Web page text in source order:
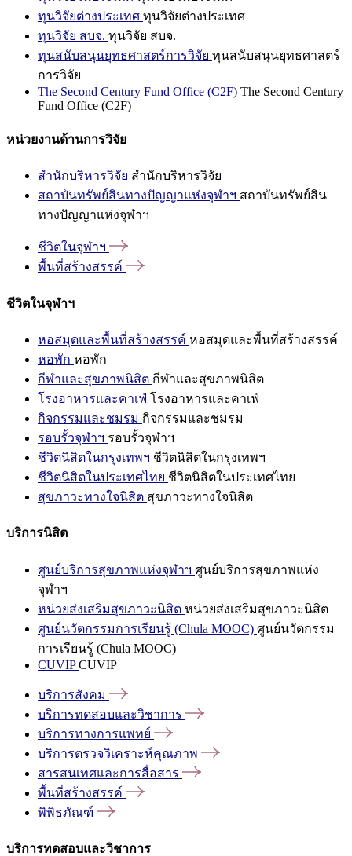
ทุนวิจัยต่างประเทศ ทุนวิจัยต่างประเทศ
ทุนวิจัย สบจ. ทุนวิจัย สบจ.
ทุนสนับสนุนยุทธศาสตร์การวิจัย ทุนสนับสนุนยุทธศาสตร์
การวิจัย
The Second Century Fund Office (C2F) The Second Century
Fund Office (C2F)
หน่วยงานด้านการวิจัย
สำนักบริหารวิจัย สำนักบริหารวิจัย
สถาบันทรัพย์สินทางปัญญาแห่งจุฬาฯ สถาบันทรัพย์สิน
ทางปัญญาแห่งจุฬาฯ
ชีวิตในจุฬาฯ
พื้นที่สร้างสรรค์
ชีวิตในจุฬาฯ
หอสมุดและพื้นที่สร้างสรรค์ หอสมุดและพื้นที่สร้างสรรค์
หอพัก หอพัก
กีฬาและสุขภาพนิสิต กีฬาและสุขภาพนิสิต
โรงอาหารและคาเฟ่ โรงอาหารและคาเฟ่
กิจกรรมและชมรม กิจกรรมและชมรม
รอบรั้วจุฬาฯ รอบรั้วจุฬาฯ
ชีวิตนิสิตในกรุงเทพฯ ชีวิตนิสิตในกรุงเทพฯ
ชีวิตนิสิตในประเทศไทย ชีวิตนิสิตในประเทศไทย
สุขภาวะทางใจนิสิต สุขภาวะทางใจนิสิต
บริการนิสิต
ศูนย์บริการสุขภาพแห่งจุฬาฯ ศูนย์บริการสุขภาพแห่ง
จุฬาฯ
หน่วยส่งเสริมสุขภาวะนิสิต หน่วยส่งเสริมสุขภาวะนิสิต
ศูนย์นวัตกรรมการเรียนรู้ (Chula MOOC) ศูนย์นวัตกรรม
การเรียนรู้ (Chula MOOC)
CUVIPCUVIP
บริการสังคม
บริการทดสอบและวิชาการ
บริการทางการแพทย์
บริการตรวจวิเคราะห์คุณภาพ
สารสนเทศและการสื่อสาร
พื้นที่สร้างสรรค์
พิพิธภัณฑ์
บริการทดสอบและวิชาการ